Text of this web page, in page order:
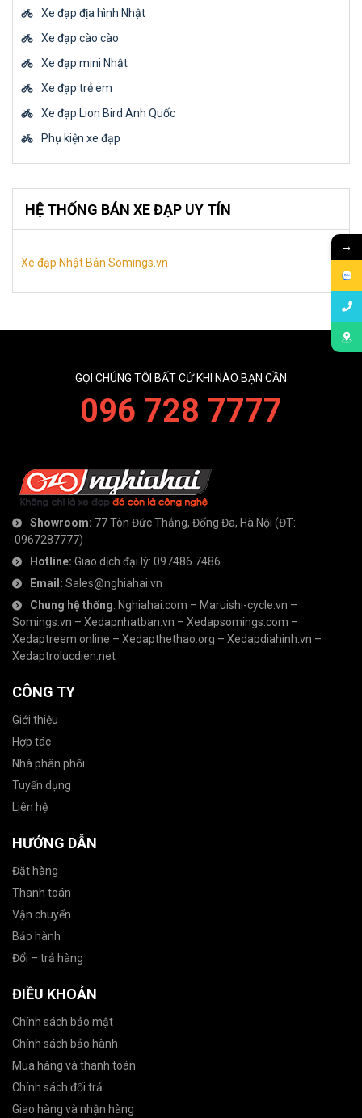
Xe đạp địa hình Nhật
Xe đạp cào cào
Xe đạp mini Nhật
Xe đạp trẻ em
Xe đạp Lion Bird Anh Quốc
Phụ kiện xe đạp
HỆ THỐNG BÁN XE ĐẠP UY TÍN
Xe đạp Nhật Bản Somings.vn
GỌI CHÚNG TÔI BẤT CỨ KHI NÀO BẠN CẦN
096 728 7777
Showroom: 77 Tôn Đức Thắng, Đống Đa, Hà Nội (ĐT:
0967287777)
Hotline: Giao dịch đại lý: 097486 7486
Email: Sales@nghiahai.vn
Chung hệ thống: Nghiahai.com – Maruishi-cycle.vn –
Somings.vn – Xedapnhatban.vn – Xedapsomings.com –
Xedaptreem.online – Xedapthethao.org – Xedapdiahinh.vn –
Xedaptrolucdien.net
CÔNG TY
Giới thiệu
Hợp tác
Nhà phân phối
Tuyển dụng
Liên hệ
HƯỚNG DẪN
Đặt hàng
Thanh toán
Vận chuyển
Bảo hành
Đổi – trả hàng
ĐIỀU KHOẢN
Chính sách bảo mật
Chính sách bảo hành
Mua hàng và thanh toán
Chính sách đổi trả
Giao hàng và nhận hàng
→